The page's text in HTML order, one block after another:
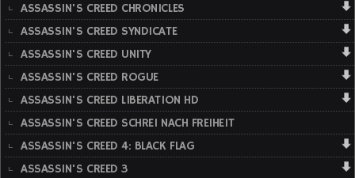
ASSASSIN'S CREED CHRONICLES
ASSASSIN'S CREED SYNDICATE
ASSASSIN'S CREED UNITY
ASSASSIN'S CREED ROGUE
ASSASSIN'S CREED LIBERATION HD
ASSASSIN'S CREED SCHREI NACH FREIHEIT
ASSASSIN'S CREED 4: BLACK FLAG
ASSASSIN'S CREED 3